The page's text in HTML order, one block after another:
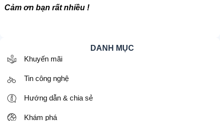
DANH MỤC
Khuyến mãi
Tin công nghệ
Hướng dẫn & chia sẻ
Khám phá
Cảm ơn bạn rất nhiều !